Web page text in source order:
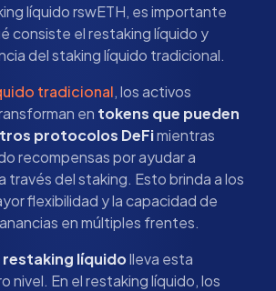
líquido rswETH, es importante
consiste el restaking líquido y
del staking líquido tradicional.
tradicional, los activos
en tokens que pueden
protocolos DeFimientras
recompensas por ayudar a
través del staking. Esto brinda a los
flexibilidad y la capacidad de
en múltiples frentes.
restaking líquidolleva esta
nivel. En el restaking líquido, los